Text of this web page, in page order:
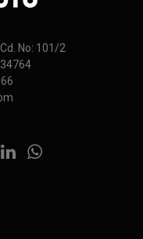
No: 101/2
LinkedInWhatsApp